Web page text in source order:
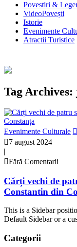
Povestiri &
VideoPovești
Istorie
Evenimente
Atractii Turistice
Tag Archives:
Evenimente Culturale
7 august 2024
|
Fără Comentarii
Cărți vechi de
Constantin din
This is a Sidebar
Default Sidebar or a
Categorii